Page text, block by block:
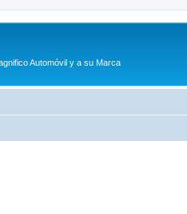
Automóvil y a su Marca